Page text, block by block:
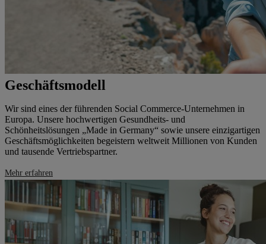
Geschäftsmodell
Wir sind eines der führenden Social Commerce-Unternehmen in
Europa. Unsere hochwertigen Gesundheits- und
Schönheitslösungen „Made in Germany“ sowie unsere einzigartigen
Geschäftsmöglichkeiten begeistern weltweit Millionen von Kunden
und tausende Vertriebspartner.
Mehr erfahren